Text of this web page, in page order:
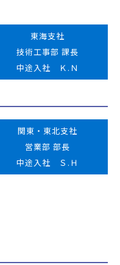
東海支社
技術工事部 課長
中途入社 Ｋ.Ｎ
関東・東北支社
営業部 部長
中途入社 Ｓ.Ｈ